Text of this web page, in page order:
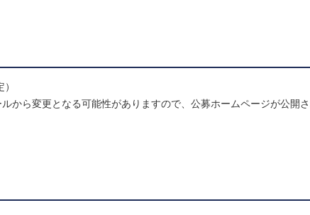
から変更となる可能性がありますので、公募ホームページが公開